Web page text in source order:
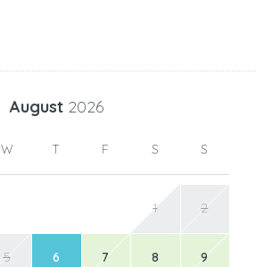
August 2026
W T F S S
1 2
5 6 7 8 9